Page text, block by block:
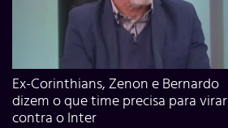
Ex-Corinthians, Zenon e Bernardo
dizem o que time precisa para virar
contra o Inter